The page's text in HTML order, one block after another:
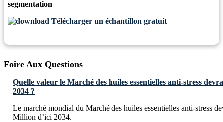
segmentation
Télécharger un échantillon gratuit
Foire Aux Questions
Quelle valeur le Marché des huiles essentielles anti-stress
2034 ?
Le marché mondial du Marché des huiles essentielles anti-stress
Million d’ici 2034.